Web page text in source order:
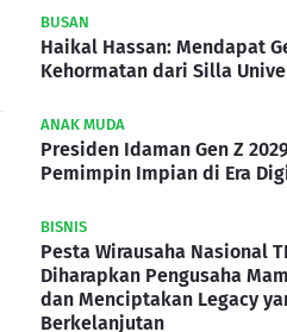
BUSAN
Haikal Hassan: Mendapat
Kehormatan dari Silla
ANAK MUDA
Presiden Idaman Gen Z
Pemimpin Impian di Era
BISNIS
Pesta Wirausaha Nasional
Diharapkan Pengusaha
dan Menciptakan Legacy
Berkelanjutan